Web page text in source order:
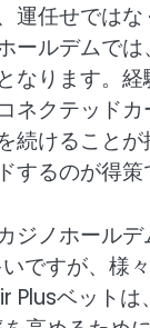
運任せではな
ールデムで
なります。
クテッド
続けること
るのが得策
ジノホール
ですが、様
ベット